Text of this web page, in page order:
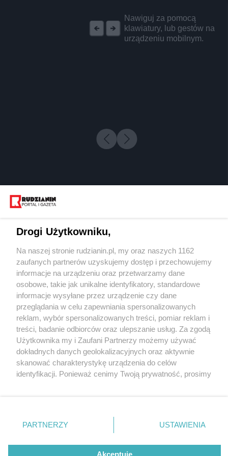
Nawiguj za pomocą
klawiatury, lub gestów na
urządzeniu mobilnym.
5 / 0
Wydawca mediów
Nie zapomnij
zapoznać się z:
polityką prywatności regulamin korzystania z portali
Twojemiasto
Piekary Śląskie
Chorzów
Tarnowskie Góry
Gliwice
Skontakuj sięz nami
Kontakt
Wydawca
Redakcja
Drogi Użytkowniku,
Na naszej stronie rudzianin.pl, my oraz naszych 1162
zaufanych partnerów uzyskujemy dostęp i przechowujemy
informacje na urządzeniu oraz przetwarzamy dane
osobowe, takie jak unikalne identyfikatory, standardowe
informacje wysyłane przez urządzenie czy dane
przeglądania w celu zapewniania spersonalizowanych
reklam, wybór spersonalizowanych treści, pomiar reklam i
treści, badanie odbiorców oraz ulepszanie usług. Za zgodą
Użytkownika my i Zaufani Partnerzy możemy używać
dokładnych danych geolokalizacyjnych oraz aktywnie
skanować charakterystykę urządzenia do celów
identyfikacji. Ponieważ cenimy Twoją prywatność, prosimy
prywatności znajdujący się w lewym dolnym rogu strony
. Niektóre rodzaje przetwarzania danych nie wymagają
zgody użytkownika, ale masz prawo sprzeciwić się
takiemu przetwarzaniu. Preferencje będą miały
PARTNERZY USTAWIENIA
Akceptuję